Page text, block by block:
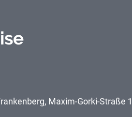
Maxim-Gorki-Straße